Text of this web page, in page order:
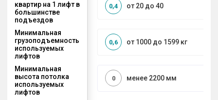
квартир на 1 лифт в
большинстве
подъездов
от 20 до 40
0,4
Минимальная
грузоподъемность
используемых
лифтов
от 1000 до 1599 кг
0,6
Минимальная
высота потолка
используемых
лифтов
менее 2200 мм
0